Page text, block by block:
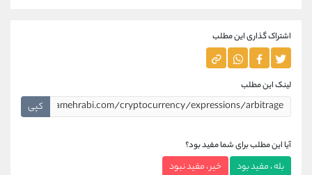
اشتراک گذاری این مطلب
لینک این مطلب
کپی
آیا این مطلب برای شما مفید بود؟
بله ، مفید بود خیر ، مفید نبود